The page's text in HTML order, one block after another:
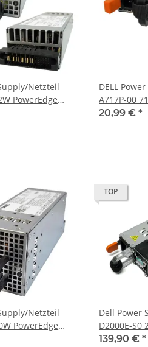
Netzteil
PowerEdge
DELL
A717P-00
R610
20,99 € *
Netzteil
PowerEdge
N 0VPR1M
TOP
Dell Power
D2000E-S0
Platinum für
139,90 € *